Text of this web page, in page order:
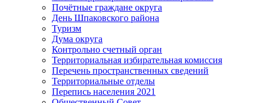
Почётные граждане округа
День Шпаковского района
Туризм
Дума округа
Контрольно счетный орган
Территориальная избирательная комиссия
Перечень пространственных сведений
Территориальные отделы
Перепись населения 2021